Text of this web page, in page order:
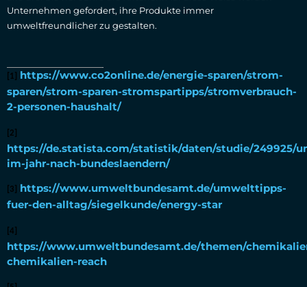
Unternehmen gefordert, ihre Produkte immer
umweltfreundlicher zu gestalten.
[1]
https://www.co2online.de/energie-sparen/strom-
sparen/strom-sparen-stromspartipps/stromverbrauch-
2-personen-haushalt/
[2]
https://de.statista.com/statistik/daten/studie/249925/
im-jahr-nach-bundeslaendern/
[3]
https://www.umweltbundesamt.de/umwelttipps-
fuer-den-alltag/siegelkunde/energy-star
[4]
https://www.umweltbundesamt.de/themen/
chemikalien-reach